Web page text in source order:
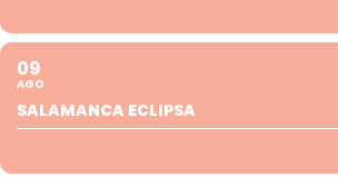
09
AGO
SALAMANCA ECLIPSA